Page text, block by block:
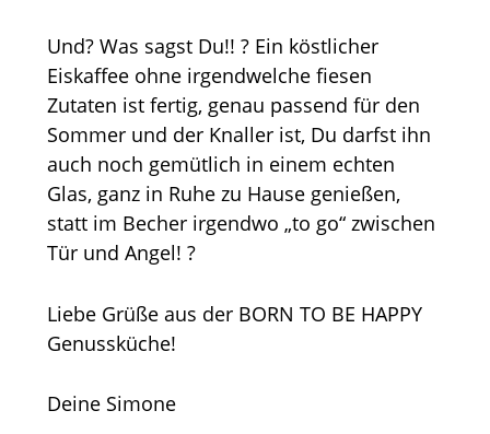
Und? Was sagst Du!! ? Ein köstlicher
Eiskaffee ohne irgendwelche fiesen
Zutaten ist fertig, genau passend für den
Sommer und der Knaller ist, Du darfst ihn
auch noch gemütlich in einem echten
Glas, ganz in Ruhe zu Hause genießen,
statt im Becher irgendwo „to go“ zwischen
Tür und Angel! ?
Liebe Grüße aus der BORN TO BE HAPPY
Genussküche!
Deine Simone